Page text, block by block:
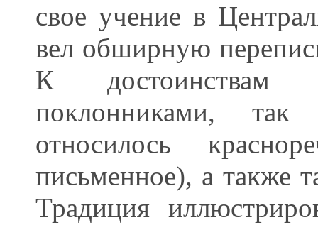
свое учение в
вел обширную
К
поклонниками,
относилось
письменное), а также
Традиция